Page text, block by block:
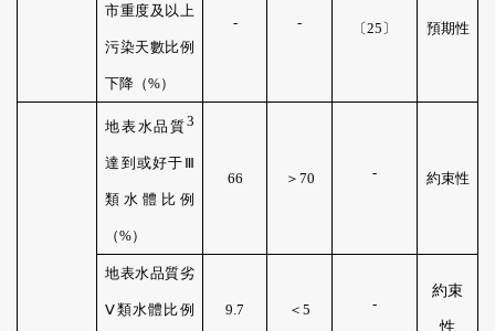
市重度及以上
污染天數比例
下降（%）
- - 〔25 〕 預期性
地表水品質3
達到或好于Ⅲ
類水體比例
（%）
66 ＞ 70 - 約束性
地表水品質劣
Ⅴ類水體比例 9 7 ＜ 5 -
約束
性